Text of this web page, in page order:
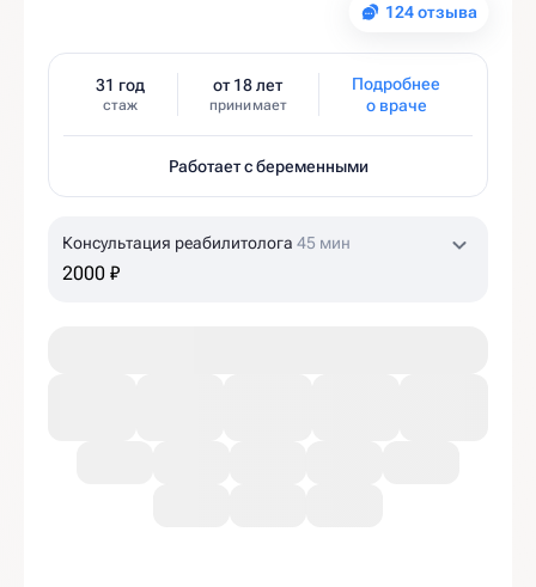
124 отзыва
31 год
стаж
от 18 лет
принимает
Подробнее
о враче
Работает с беременными
Консультация реабилитолога 45 мин
2000 ₽